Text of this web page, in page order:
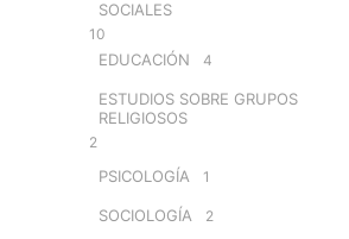
SOCIALES
10
EDUCACIÓN 4
ESTUDIOS SOBRE GRUPOS
RELIGIOSOS
2
PSICOLOGÍA 1
SOCIOLOGÍA 2